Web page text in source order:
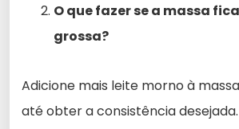
O que fazer se a massa
grossa?
Adicione mais leite morno à
até obter a consistência desejada.